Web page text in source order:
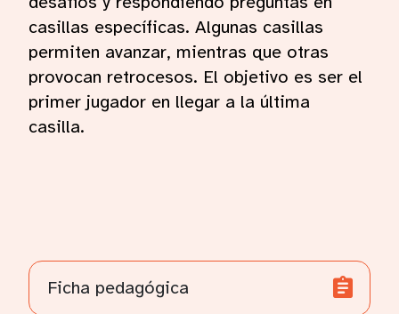
casillas específicas. Algunas casillas
permiten avanzar, mientras que otras
provocan retrocesos. El objetivo es ser el
primer jugador en llegar a la última
casilla.
Ficha pedagógica